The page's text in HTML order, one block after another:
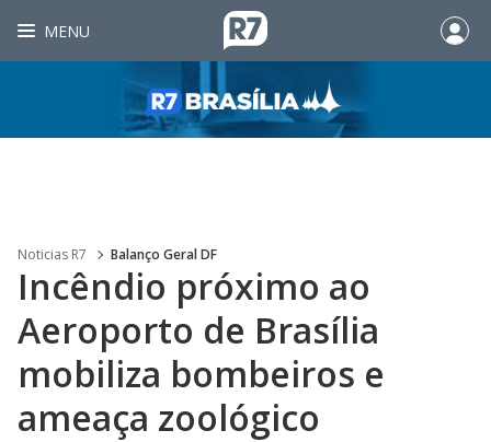
MENU
Noticias R7 Balanço Geral DF
Incêndio próximo ao
Aeroporto de Brasília
mobiliza bombeiros e
ameaça zoológico